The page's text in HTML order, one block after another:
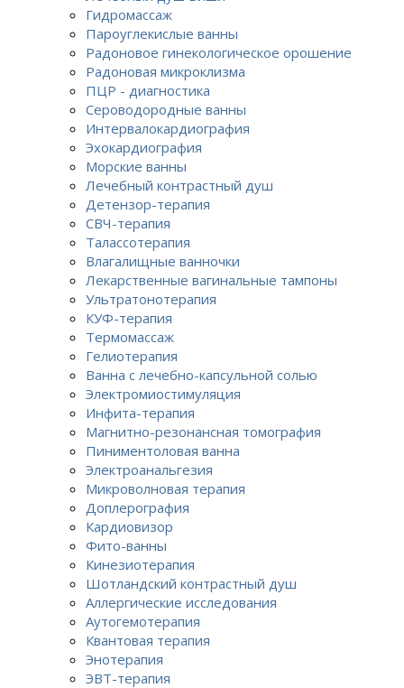
Гидромассаж
Пароуглекислые ванны
Радоновое гинекологическое орошение
Радоновая микроклизма
ПЦР - диагностика
Сероводородные ванны
Интервалокардиография
Эхокардиография
Морские ванны
Лечебный контрастный душ
Детензор-терапия
СВЧ-терапия
Талассотерапия
Влагалищные ванночки
Лекарственные вагинальные тампоны
Ультратонотерапия
КУФ-терапия
Термомассаж
Гелиотерапия
Ванна с лечебно-капсульной солью
Электромиостимуляция
Инфита-терапия
Магнитно-резонансная томография
Пиниментоловая ванна
Электроанальгезия
Микроволновая терапия
Доплерография
Кардиовизор
Фито-ванны
Кинезиотерапия
Шотландский контрастный душ
Аллергические исследования
Аутогемотерапия
Квантовая терапия
Энотерапия
ЭВТ-терапия